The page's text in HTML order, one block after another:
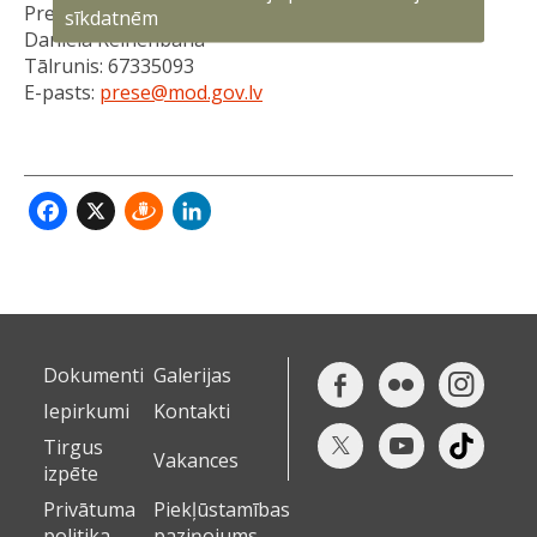
Preses nodaļas vecākā referente
Daniela Reihenbaha
Tālrunis: 67335093
E-pasts: prese@mod.gov.lv
Facebook
X Draugiem
Dokumenti Galerijas
Iepirkumi
Kontakti
Tirgus
izpēte
Vakances
Privātuma
Piekļūstamības
sīkdatnēm